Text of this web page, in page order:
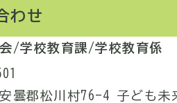
わせ
/学校教育課/学校教育係
曇郡松川村76-4 子ども未